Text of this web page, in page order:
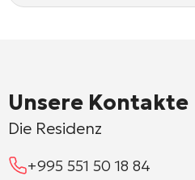
Unsere Kontakte
Die Residenz
+995 551 50 18 84